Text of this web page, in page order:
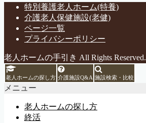
特別養護老人ホーム(特養)
介護老人保健施設(老健)
ページ一覧
プライバシーポリシー
老人ホームの手引き All Rights Reserved.
老人ホームの探し方 介護施設Q&A 施設検索・比較
メニュー
老人ホームの探し方
終活